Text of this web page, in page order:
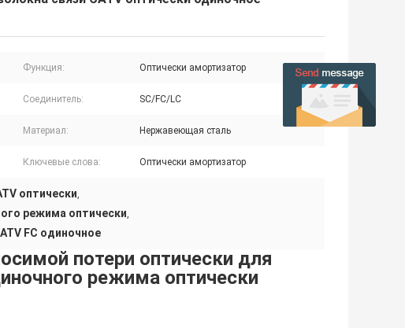
Функция: Оптически амортизатор
Соединитель: SC/FC/LC
Материал: Нержавеющая сталь
Ключевые слова: Оптически амортизатор
оптически,
режима оптически,
FC одиночное
потери оптически для
режима оптически